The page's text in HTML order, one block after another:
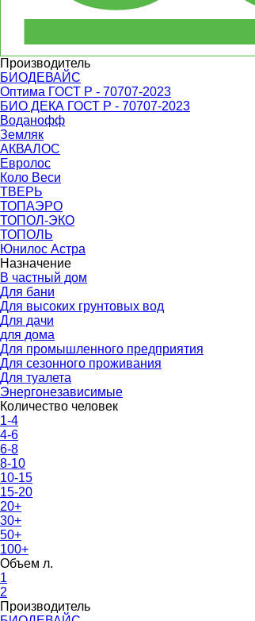
Производитель
БИОДЕВАЙС
Оптима ГОСТ Р - 70707-2023
БИО ДЕКА ГОСТ Р - 70707-2023
Воданофф
Земляк
АКВАЛОС
Евролос
Коло Веси
ТВЕРЬ
ТОПАЭРО
ТОПОЛ-ЭКО
ТОПОЛЬ
Юнилос Астра
Назначение
В частный дом
Для бани
Для высоких грунтовых вод
Для дачи
для дома
Для промышленного предприятия
Для сезонного проживания
Для туалета
Энергонезависимые
Количество человек
1-4
4-6
6-8
8-10
10-15
15-20
20+
30+
50+
100+
Объем л.
1
2
Производитель